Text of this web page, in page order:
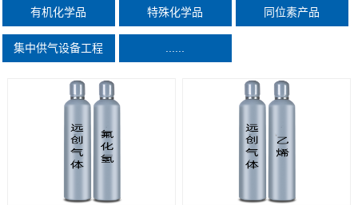
有机化学品 特殊化学品 同位素产品
集中供气设备工程 ......